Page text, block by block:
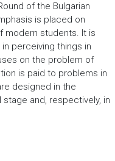
of the Bulgarian
is placed on
modern students. It is
perceiving things in
on the problem of
is paid to problems in
designed in the
and, respectively, in